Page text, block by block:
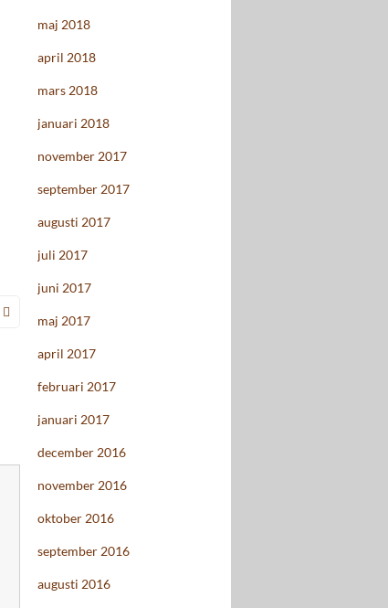
maj 2018
april 2018
mars 2018
januari 2018
november 2017
september 2017
augusti 2017
juli 2017
juni 2017
maj 2017
april 2017
februari 2017
januari 2017
december 2016
november 2016
oktober 2016
september 2016
augusti 2016